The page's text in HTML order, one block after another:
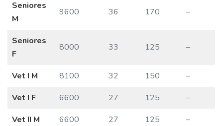
Seniores
M
9600 36 170 –
Seniores
F
8000 33 125 –
Vet I M 8100 32 150
–
Vet I F
6600 27 125
–
Vet II M
6600 27 125
–